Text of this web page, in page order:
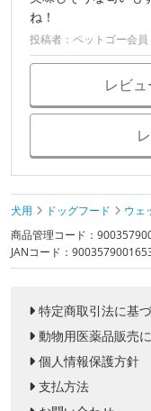
ね！
投稿者：ペットゴー会員
レビュ
犬用 ドッグフード ウェ
商品管理コード：
JANコード：
特定商取引法に基
動物用医薬品販売
個人情報保護方針
支払方法